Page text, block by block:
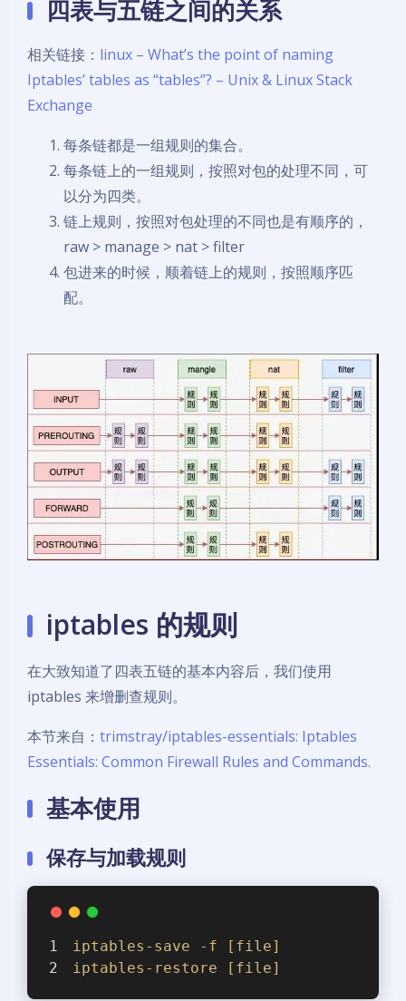
四表与五链之间的关系
相关链接： linux – What’s the point of naming
Iptables’ tables as “tables”? – Unix & Linux Stack
Exchange
每条链都是一组规则的集合。
每条链上的一组规则，按照对包的处理不同，可
以分为四类。
链上规则，按照对包处理的不同也是有顺序的，
raw > manage > nat > filter
包进来的时候，顺着链上的规则，按照顺序匹
配。
iptables 的规则
在大致知道了四表五链的基本内容后，我们使用
iptables 来增删查规则。
本节来自： trimstray/iptables-essentials: Iptables
Essentials: Common Firewall Rules and Commands.
基本使用
保存与加载规则
iptables-save -f
[file]
iptables-restore
[file]